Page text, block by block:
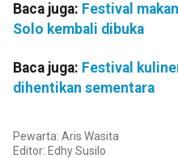
Baca juga: Festival
Solo kembali dibuka
Baca juga: Festival
dihentikan sementara
Pewarta: Aris Wasita
Editor: Edhy Susilo